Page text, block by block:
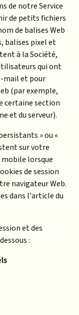
de notre Service
de petits fichiers
de balises Web
balises pixel et
à la Société,
qui ont
mail et pour
(par exemple,
certaine section
et du serveur).
» ou «
sur votre
lorsque
de session
navigateur Web.
dans l'article du
et des
: